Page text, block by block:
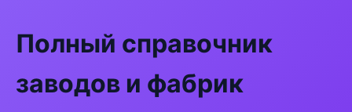
Полный справочник
заводов и фабрик